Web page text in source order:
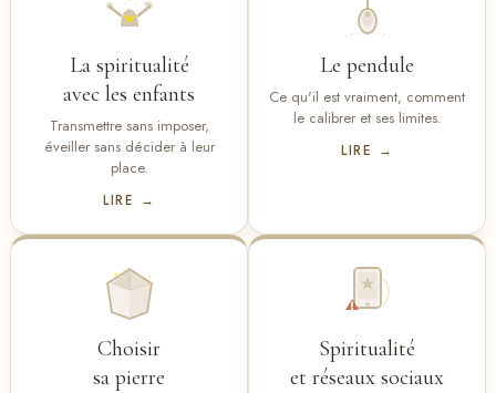
La spiritualité
avec les enfants
Transmettre sans imposer,
éveiller sans décider à leur
place.
LIRE →
Le pendule
Ce qu'il est vraiment, comment
le calibrer et ses limites.
LIRE →
Choisir
sa pierre
Spiritualité
et réseaux sociaux